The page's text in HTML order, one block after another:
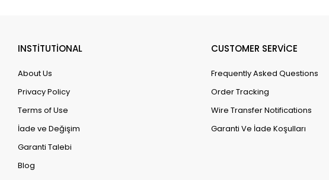
INSTİTUTİONAL
About Us
Privacy Policy
Terms of Use
İade ve Değişim
Garanti Talebi
Blog
CUSTOMER SERVİCE
Frequently Asked Questions
Order Tracking
Wire Transfer Notifications
Garanti Ve İade Koşulları